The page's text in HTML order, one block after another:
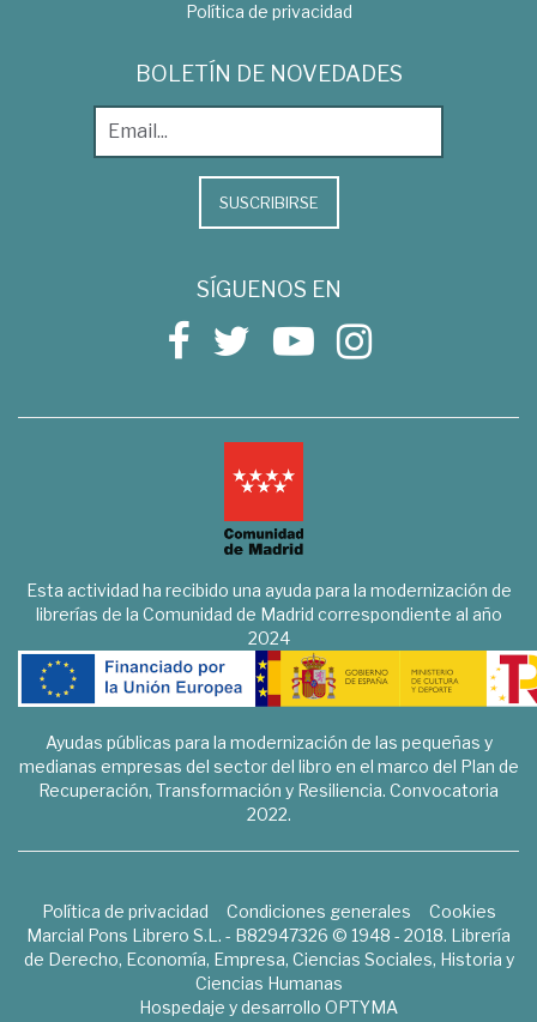
Política de privacidad
BOLETÍN DE NOVEDADES
SUSCRIBIRSE
SÍGUENOS EN
Esta actividad ha recibido una ayuda para la modernización de
librerías de la Comunidad de Madrid correspondiente al año
2024
Ayudas públicas para la modernización de las pequeñas y
medianas empresas del sector del libro en el marco del Plan de
Recuperación, Transformación y Resiliencia. Convocatoria
2022.
Política de privacidad Condiciones generales
Cookies
Marcial Pons Librero S.L. - B82947326 © 1948 - 2018. Librería
de Derecho, Economía, Empresa, Ciencias Sociales, Historia y
Ciencias Humanas
Hospedaje y desarrollo OPTYMA